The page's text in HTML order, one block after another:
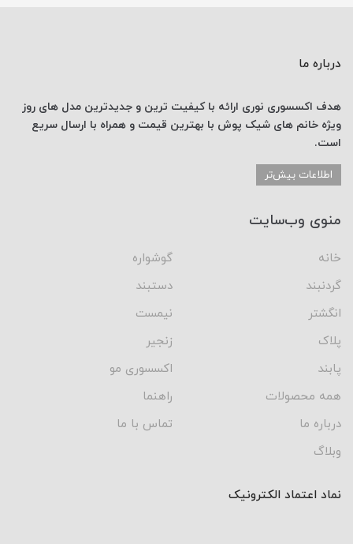
درباره ما
هدف اکسسوری نوری ارائه با کیفیت ترین و جدیدترین مدل های روز
ویژه خانم های شیک پوش با بهترین قیمت و همراه با ارسال سریع
است.
اطلاعات بیش‌تر
منوی وب‌سایت
خانه
گوشواره
گردنبند
دستبند
انگشتر
نیمست
پلاک
زنجیر
پابند
اکسسوری مو
همه محصولات
راهنما
درباره ما
تماس با ما
وبلاگ
نماد اعتماد الکترونیک